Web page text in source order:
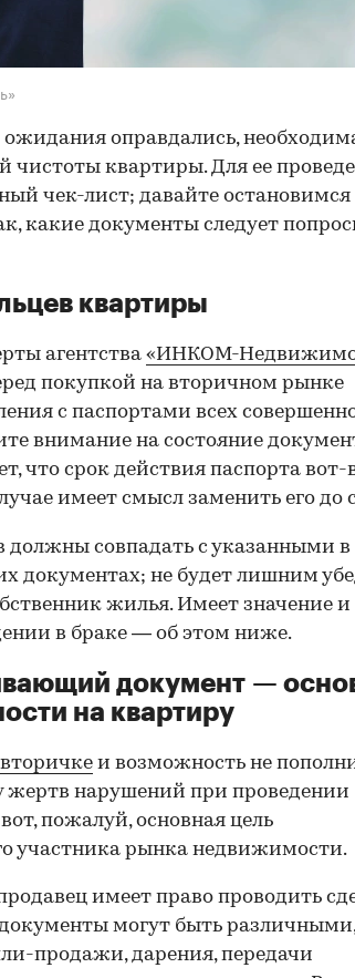
ожидания оправдались,
чистоты квартиры. Для ее
чек-лист; давайте остановимся
какие документы следует
квартиры
агентства «ИНКОМ-
покупкой на вторичном рынке
с паспортами всех
внимание на состояние
что срок действия паспорта вот-
имеет смысл заменить его до
должны совпадать с указанными в
документах; не будет лишним
жилья. Имеет значение и
в браке — об этом ниже.
документ —
на квартиру
и возможность не
жертв нарушений при проведении
пожалуй, основная цель
участника рынка недвижимости.
имеет право проводить
могут быть различными,
продажи, дарения, передачи